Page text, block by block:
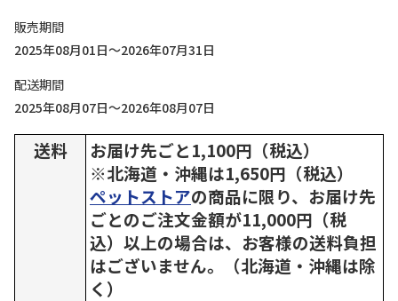
販売期間
2025年08月01日～2026年07月31日
配送期間
2025年08月07日～2026年08月07日
送料
お届け先ごと1,100円（税込）
※北海道・沖縄は1,650円（税込）
ペットストアの商品に限り、お届け先
ごとのご注文金額が11,000円（税
込）以上の場合は、お客様の送料負担
はございません。（北海道・沖縄は除
く）